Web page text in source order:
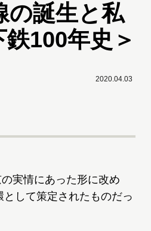
誕生と私
100年史＞
2020.04.03
実情にあった形に改め
して策定されたものだっ